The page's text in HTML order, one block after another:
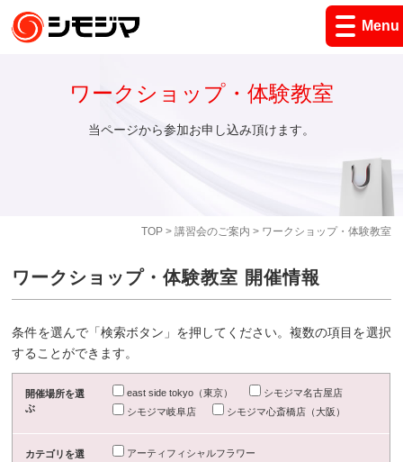
Menu
TOP> 講習会のご案内 > ワークショップ・体験教室
ワークショップ・体験教室
当ページから参加お申し込み頂けます。
ワークショップ・体験教室 開催情報
条件を選んで「検索ボタン」を押してください。複数の項目を選択
することができます。
開催場所を選
ぶ
east side tokyo（東京）
シモジマ名古屋店
シモジマ岐阜店
シモジマ心斎橋店（大阪）
カテゴリを選
アーティフィシャルフラワー